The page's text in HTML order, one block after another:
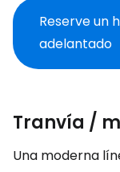
Reserve un
adelantado
Tranvía /
Una moderna